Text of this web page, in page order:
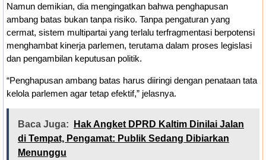
Namun demikian, dia mengingatkan bahwa penghapusan
ambang batas bukan tanpa risiko. Tanpa pengaturan yang
cermat, sistem multipartai yang terlalu terfragmentasi berpotensi
menghambat kinerja parlemen, terutama dalam proses legislasi
dan pengambilan keputusan politik.
“Penghapusan ambang batas harus diiringi dengan penataan tata
kelola parlemen agar tetap efektif,” jelasnya.
Baca Juga:
Hak Angket DPRD Kaltim Dinilai Jalan
di Tempat, Pengamat: Publik Sedang Dibiarkan
Menunggu